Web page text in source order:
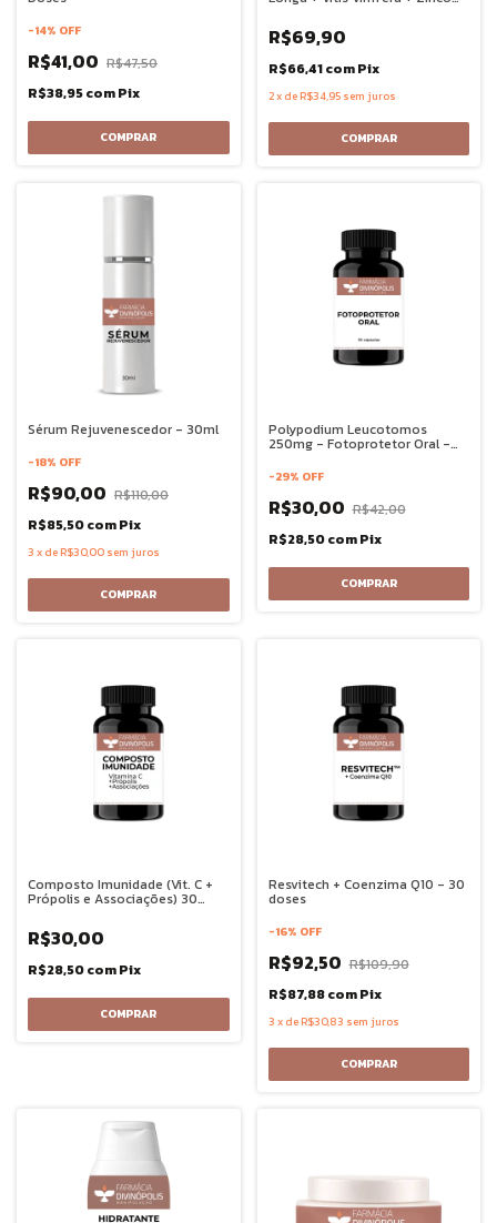
-14% OFF
R$41,00 R$47,50
R$38,95comPix
R$69,90
R$66,41comPix
2x deR$34,95 sem juros
Sérum Rejuvenescedor - 30ml
-18% OFF
R$90,00 R$110,00
R$85,50comPix
3 x deR$30,00 sem juros
Polypodium Leucotomos
250mg - Fotoprotetor Oral -
-29% OFF
R$30,00 R$42,00
R$28,50comPix
Composto Imunidade (Vit. C +
Própolis e Associações) 30
R$30,00
R$28,50comPix
Resvitech + Coenzima Q10 - 30
doses
-16% OFF
R$92,50 R$109,90
R$87,88comPix
3 x deR$30,83 sem juros